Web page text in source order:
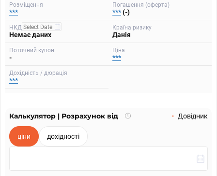
Розміщення
***
Погашення (оферта)
***(-)
НКД
Немає даних
Країна ризику
Данія
Поточний купон
-
Ціна
***
Дохідність / дюрація
***
Калькулятор | Розрахунок від
Що
Довідник
ціни дохідності